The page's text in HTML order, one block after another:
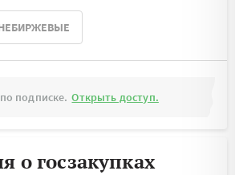
подписке. Открыть доступ.
о госзакупках